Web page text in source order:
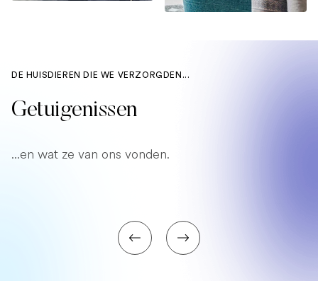
DE HUISDIEREN DIE WE VERZORGDEN...
Getuigenissen
...en wat ze van ons vonden.